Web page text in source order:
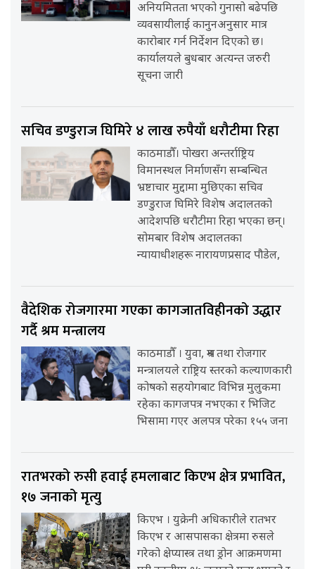
अनियमितता भएको गुनासो बढेपछि
व्यवसायीलाई कानुनअनुसार मात्र
कारोबार गर्न निर्देशन दिएको छ।
कार्यालयले बुधबार अत्यन्त जरुरी
सूचना जारी
सचिव डण्डुराज घिमिरे ४ लाख रुपैयाँ धरौटीमा रिहा
काठमाडौँ। पोखरा अन्तर्राष्ट्रिय
विमानस्थल निर्माणसँग सम्बन्धित
भ्रष्टाचार मुद्दामा मुछिएका सचिव
डण्डुराज घिमिरे विशेष अदालतको
आदेशपछि धरौटीमा रिहा भएका छन्।
सोमबार विशेष अदालतका
न्यायाधीशहरू नारायणप्रसाद पौडेल,
वैदेशिक रोजगारमा गएका कागजातविहीनको उद्धार
गर्दै श्रम मन्त्रालय
काठमाडौँ । युवा, श्रम तथा रोजगार
मन्त्रालयले राष्ट्रिय स्तरको कल्याणकारी
कोषको सहयोगबाट विभिन्न मुलुकमा
रहेका कागजपत्र नभएका र भिजिट
भिसामा गएर अलपत्र परेका १५५ जना
रातभरको रुसी हवाई हमलाबाट किएभ क्षेत्र प्रभावित,
१७ जनाको मृत्यु
किएभ । युक्रेनी अधिकारीले रातभर
किएभ र आसपासका क्षेत्रमा रुसले
गरेको क्षेप्यास्त्र तथा ड्रोन आक्रमणमा